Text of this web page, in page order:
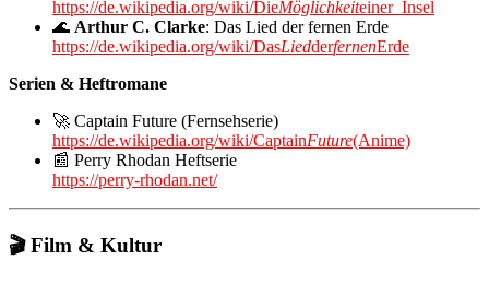
https://de.wikipedia.org/wiki/DieMöglichkeiteiner_Insel
🌊 Arthur C. Clarke: Das Lied der fernen Erde
https://de.wikipedia.org/wiki/DasLiedderfernenErde
Serien & Heftromane
🚀 Captain Future (Fernsehserie)
https://de.wikipedia.org/wiki/CaptainFuture(Anime)
📰 Perry Rhodan Heftserie
https://perry-rhodan.net/
🎬 Film & Kultur